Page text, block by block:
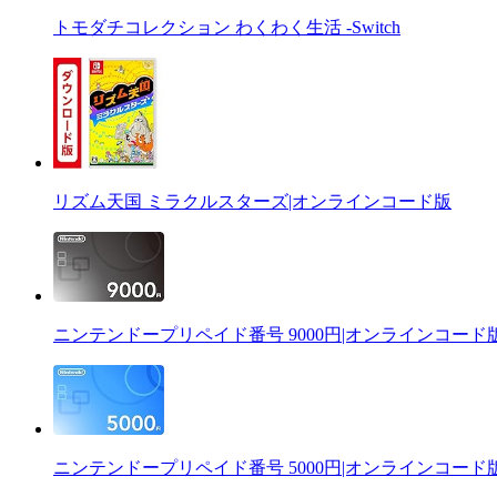
トモダチコレクション わくわく生活 -Switch
リズム天国 ミラクルスターズ|オンラインコード版
ニンテンドープリペイド番号 9000円|オンラインコード
ニンテンドープリペイド番号 5000円|オンラインコード